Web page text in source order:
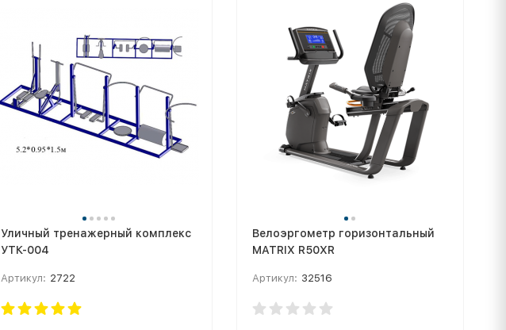
Уличный тренажерный комплекс
УТК-004
Артикул: 2722
Велоэргометр горизонтальный
MATRIX R50XR
Артикул: 32516